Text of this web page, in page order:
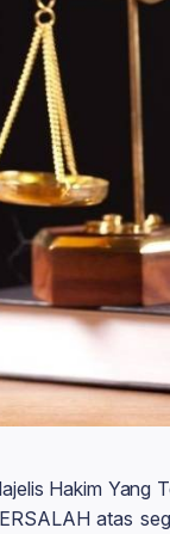
Hakim Yang
atas